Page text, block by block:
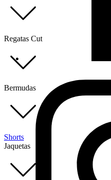
Regatas Cut
Bermudas
Shorts
Jaquetas